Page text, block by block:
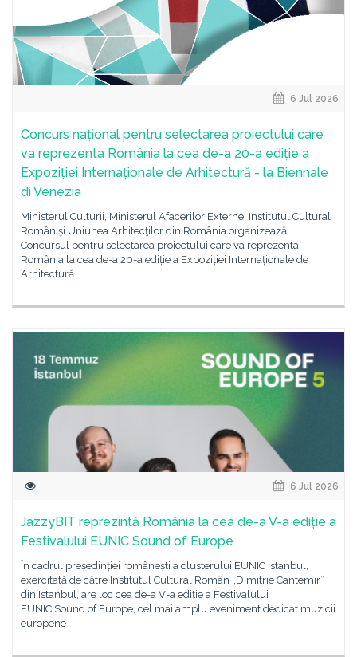
6 Jul 2026
Concurs național pentru selectarea proiectului care
va reprezenta România la cea de-a 20-a ediție a
Expoziției Internaționale de Arhitectură - la Biennale
di Venezia
Ministerul Culturii, Ministerul Afacerilor Externe, Institutul Cultural
Român şi Uniunea Arhitecţilor din România organizează
Concursul pentru selectarea proiectului care va reprezenta
România la cea de-a 20-a ediție a Expoziției Internaționale de
Arhitectură
6 Jul 2026
JazzyBIT reprezintă România la cea de-a V-a ediție a
Festivalului EUNIC Sound of Europe
În cadrul președinției românești a clusterului EUNIC Istanbul,
exercitată de către Institutul Cultural Român „Dimitrie Cantemir”
din Istanbul, are loc cea de-a V-a ediție a Festivalului
EUNIC Sound of Europe, cel mai amplu eveniment dedicat muzicii
europene